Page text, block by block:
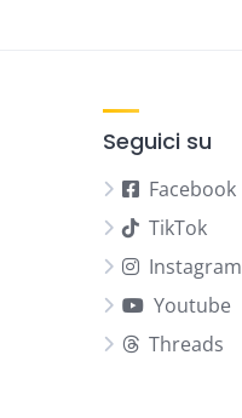
Seguici su
Facebook
TikTok
Instagram
Youtube
Threads